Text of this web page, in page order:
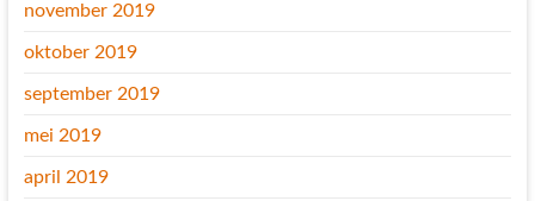
november 2019
oktober 2019
september 2019
mei 2019
april 2019